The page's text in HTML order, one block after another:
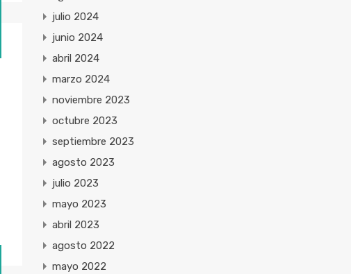
julio 2024
junio 2024
abril 2024
marzo 2024
noviembre 2023
octubre 2023
septiembre 2023
agosto 2023
julio 2023
mayo 2023
abril 2023
agosto 2022
mayo 2022